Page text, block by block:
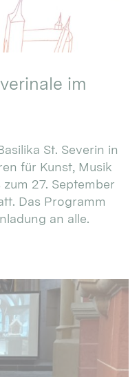
im
St. Severin in
für Kunst, Musik
zum 27. September
Das Programm
an alle.